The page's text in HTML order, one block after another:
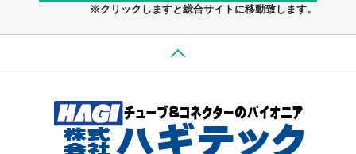
※クリックしますと総合サイトに移動致します。